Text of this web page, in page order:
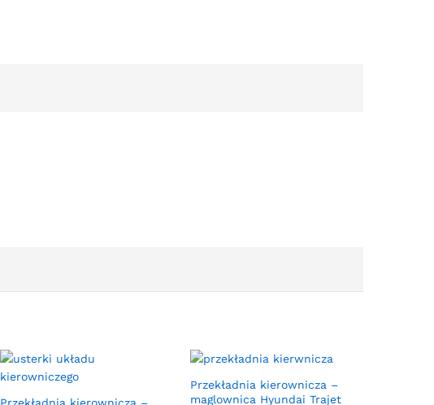
Przekładnia kierownicza –
Przekładnia kierownicza –
maglownica Hyundai Trajet